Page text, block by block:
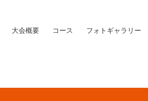
大会概要 コース フォトギャラリー